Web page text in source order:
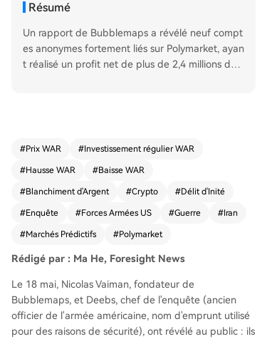
Résumé
Un rapport de Bubblemaps a révélé neuf compt
es anonymes fortement liés sur Polymarket, ayan
t réalisé un profit net de plus de 2,4 millions de
Fury » du 28 février, montrent une précision sus
entralisés et un réseau de portefeuilles partagé
s, sont soupçonnés d'utiliser des services profess
appelle le cas d'un sergent américain inculpé po
ur trading d'initié sur Polymarket. La plateforme
a renforcé ses règles contre les abus d'informati
ons confidentielles, mais des applications contro
versées facilitant le copiage des transactions d'a
dresses suspectes ont émergé.
#Prix WAR #Investissement régulier WAR
#Hausse WAR #Baisse WAR
#Blanchiment d'Argent #Crypto #Délit d'Inité
#Enquête #Forces Armées US #Guerre #Iran
#Marchés Prédictifs #Polymarket
Rédigé par : Ma He, Foresight News
Le 18 mai, Nicolas Vaiman, fondateur de
Bubblemaps, et Deebs, chef de l'enquête (ancien
officier de l'armée américaine, nom d'emprunt utilisé
pour des raisons de sécurité), ont révélé au public : ils